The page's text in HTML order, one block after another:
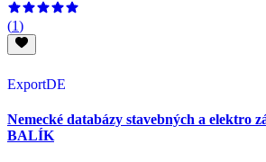
(1)
ExportDE
Nemecké databázy stavebných a elektro
BALÍK